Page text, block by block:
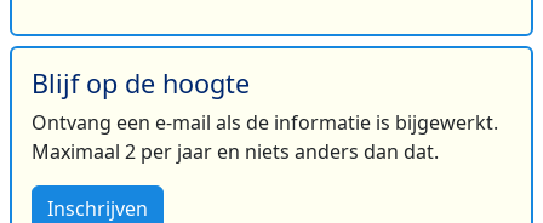
Blijf op de hoogte
Ontvang een e-mail als de informatie is bijgewerkt.
Maximaal 2 per jaar en niets anders dan dat.
Inschrijven